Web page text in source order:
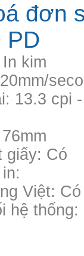
đơn
PD
kim
13.3 cpi
giấy: Có
Việt: Có
hệ thống: